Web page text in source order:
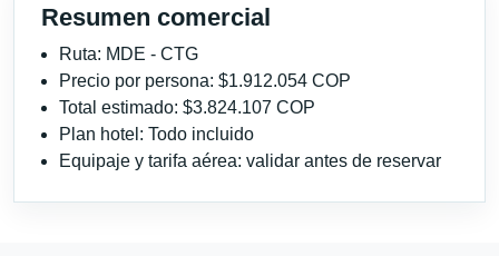
Resumen comercial
Ruta: MDE - CTG
Precio por persona: $1.912.054 COP
Total estimado: $3.824.107 COP
Plan hotel: Todo incluido
Equipaje y tarifa aérea: validar antes de reservar